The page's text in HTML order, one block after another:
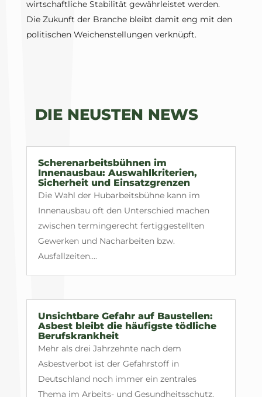
wirtschaftliche Stabilität gewährleistet werden.
Die Zukunft der Branche bleibt damit eng mit den
politischen Weichenstellungen verknüpft.
DIE NEUSTEN NEWS
Scherenarbeitsbühnen im
Innenausbau: Auswahlkriterien,
Sicherheit und Einsatzgrenzen
Die Wahl der Hubarbeitsbühne kann im
Innenausbau oft den Unterschied machen
zwischen termingerecht fertiggestellten
Gewerken und Nacharbeiten bzw.
Ausfallzeiten....
Unsichtbare Gefahr auf Baustellen:
Asbest bleibt die häufigste tödliche
Berufskrankheit
Mehr als drei Jahrzehnte nach dem
Asbestverbot ist der Gefahrstoff in
Deutschland noch immer ein zentrales
Thema im Arbeits- und Gesundheitsschutz.